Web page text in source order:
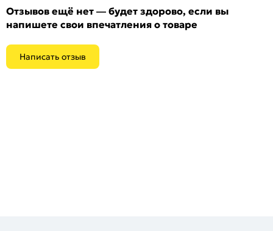
Отзывов ещё нет — будет здорово, если вы
напишете свои впечатления о товаре
Написать отзыв